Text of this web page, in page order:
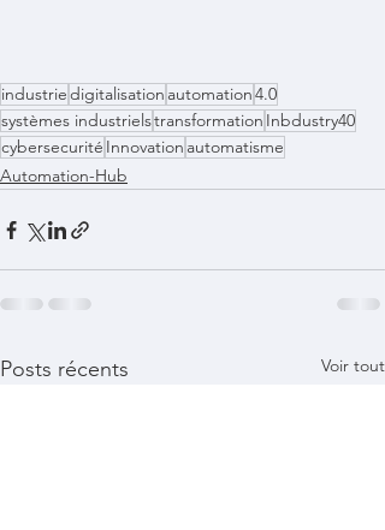
industriedigitalisation automation4.0
systèmes industrielstransformation Inbdustry40
cybersecurité Innovation automatisme
Automation-Hub
Posts récents Voir tout